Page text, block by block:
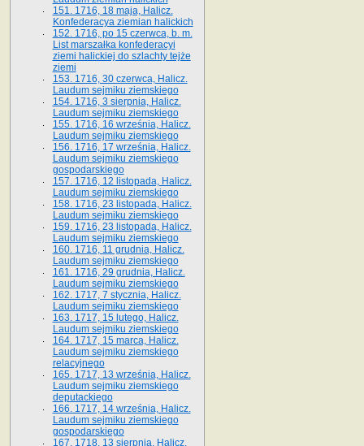
151. 1716, 18 maja, Halicz.
Konfederacya ziemian halickich
152. 1716, po 15 czerwca, b. m.
List marszałka konfederacyi
ziemi halickiej do szlachty tejże
ziemi
153. 1716, 30 czerwca, Halicz.
Laudum sejmiku ziemskiego
154. 1716, 3 sierpnia, Halicz.
Laudum sejmiku ziemskiego
155. 1716, 16 września, Halicz.
Laudum sejmiku ziemskiego
156. 1716, 17 września, Halicz.
Laudum sejmiku ziemskiego
gospodarskiego
157. 1716, 12 listopada, Halicz.
Laudum sejmiku ziemskiego
158. 1716, 23 listopada, Halicz.
Laudum sejmiku ziemskiego
159. 1716, 23 listopada, Halicz.
Laudum sejmiku ziemskiego
160. 1716, 11 grudnia, Halicz.
Laudum sejmiku ziemskiego
161. 1716, 29 grudnia, Halicz.
Laudum sejmiku ziemskiego
162. 1717, 7 stycznia, Halicz.
Laudum sejmiku ziemskiego
163. 1717, 15 lutego, Halicz.
Laudum sejmiku ziemskiego
164. 1717, 15 marca, Halicz.
Laudum sejmiku ziemskiego
relacyjnego
165. 1717, 13 września, Halicz.
Laudum sejmiku ziemskiego
deputackiego
166. 1717, 14 września, Halicz.
Laudum sejmiku ziemskiego
gospodarskiego
167. 1718, 13 sierpnia, Halicz.